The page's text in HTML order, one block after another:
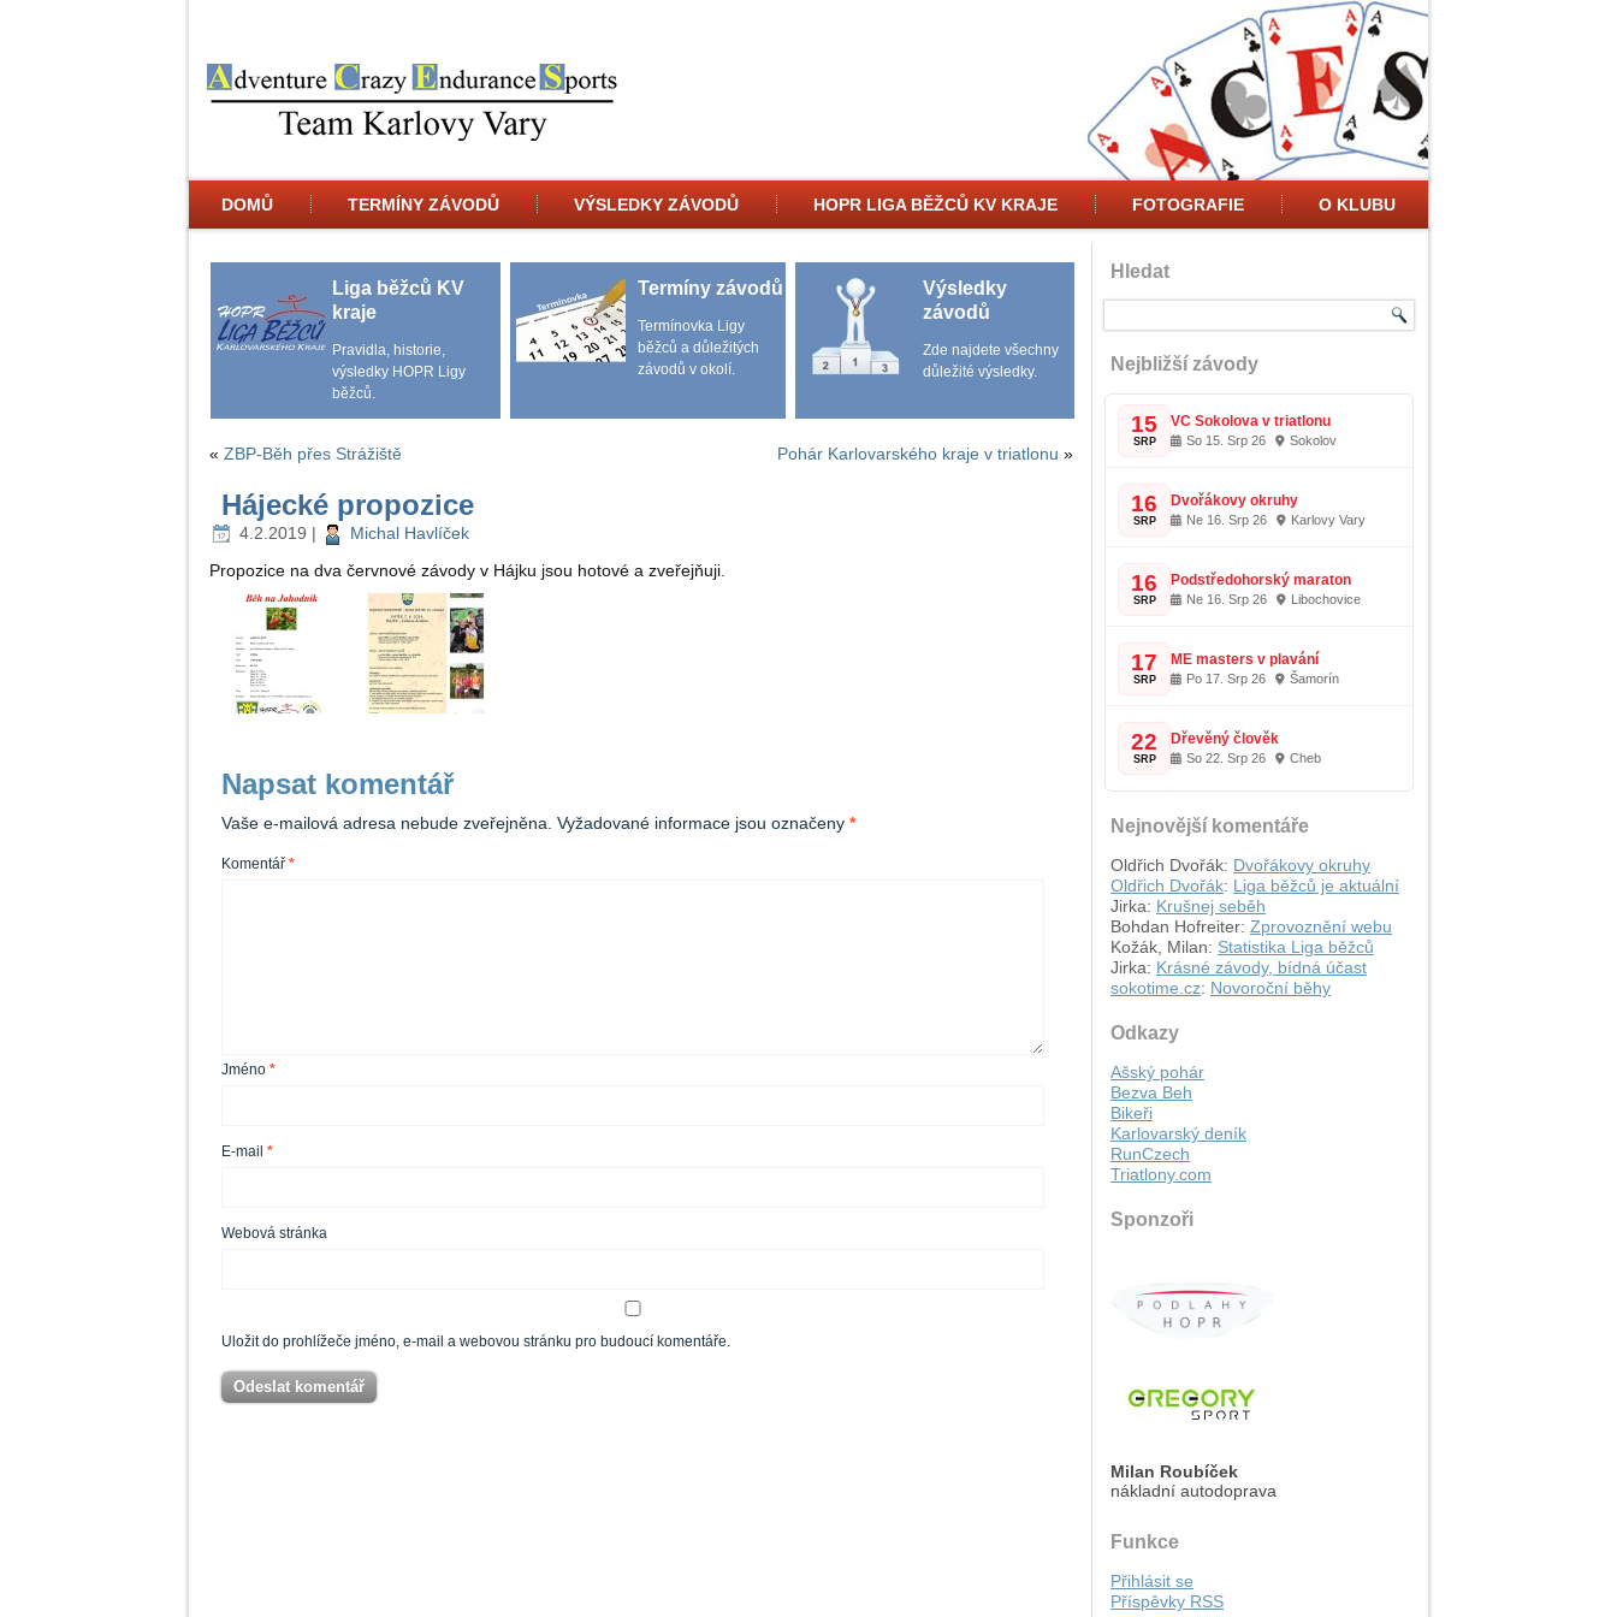
DOMŮ TERMÍNY ZÁVODŮ VÝSLEDKY ZÁVODŮ HOPR LIGA BĚŽCŮ KV KRAJE FOTOGRAFIE O KLUBU
Liga běžců KV
kraje
Pravidla, historie,
výsledky HOPR Ligy
běžců.
Termíny závodů
Termínovka Ligy
běžců a důležitých
závodů v okolí.
Výsledky
závodů
Zde najdete všechny
důležité výsledky.
« ZBP-Běh přes Strážiště Pohár Karlovarského kraje v triatlonu »
Hájecké propozice
4.2.2019 |
Michal Havlíček
Propozice na dva červnové závody v Hájku jsou hotové a zveřejňuji.
Napsat komentář
Vaše e-mailová adresa nebude zveřejněna. Vyžadované informace jsou označeny *
Komentář *
Jméno *
E-mail *
Webová stránka
Uložit do prohlížeče jméno, e-mail a webovou stránku pro budoucí komentáře.
Hledat
Nejbližší závody
15
SRP
VC Sokolova v triatlonu
So 15. Srp 26 Sokolov
16
SRP
Dvořákovy okruhy
Ne 16. Srp 26 Karlovy Vary
16
SRP
Podstředohorský maraton
Ne 16. Srp 26 Libochovice
17
SRP
ME masters v plavání
Po 17. Srp 26 Šamorín
22
SRP
Dřevěný člověk
So 22. Srp 26 Cheb
Nejnovější komentáře
Oldřich Dvořák: Dvořákovy okruhy
Oldřich Dvořák: Liga běžců je aktuální
Jirka: Krušnej seběh
Bohdan Hofreiter: Zprovoznění webu
Kožák, Milan: Statistika Liga běžců
Jirka: Krásné závody, bídná účast
sokotime.cz: Novoroční běhy
Odkazy
Ašský pohár
Bezva Beh
Bikeři
Karlovarský deník
RunCzech
Triatlony.com
Sponzoři
Milan Roubíček
nákladní autodoprava
Funkce
Přihlásit se
Příspěvky RSS